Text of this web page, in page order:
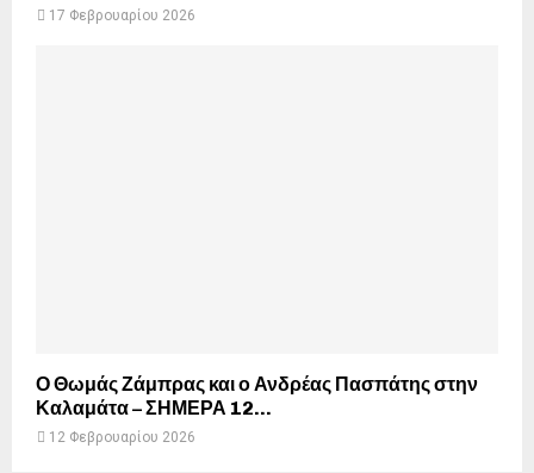
17 Φεβρουαρίου 2026
Ο Θωμάς Ζάμπρας και ο Ανδρέας Πασπάτης στην
Καλαμάτα – ΣΗΜΕΡΑ 12...
12 Φεβρουαρίου 2026